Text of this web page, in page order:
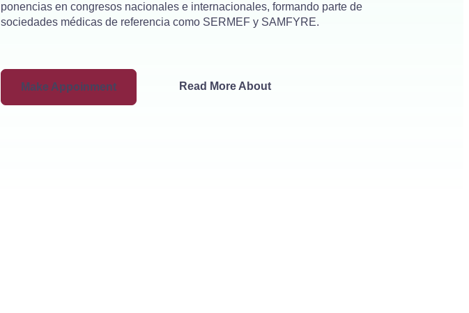
ponencias en congresos nacionales e internacionales, formando parte de
sociedades médicas de referencia como SERMEF y SAMFYRE.
Make Appoinment Read More About